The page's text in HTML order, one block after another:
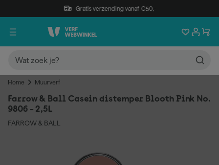
Gratis verzending vanaf €50,-
Home Muurverf
Farrow & Ball Casein distemper Blooth Pink No.
9806 - 2,5L
FARROW & BALL